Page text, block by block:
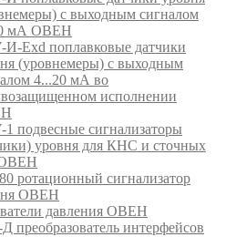
с выходным сигналом
мА ОВЕН
Exd поплавковые датчики
(уровнемеры) с выходным
4...20 мА во
исполнении
подвесные сигнализаторы
уровня для КНС и сточных
ротационный сигнализатор
ОВЕН
давления ОВЕН
преобразователь интерфейсов